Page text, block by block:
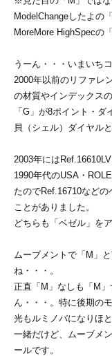
ModelChangeしたよの「
MoreMore HighSpecの「
うーん・・・いまいち
2000年以前のリファレ
の材質やインデックス
「G」が8ポイント・
貝（シェル）ダイヤルと
2003年には
1990年代のUSA・
たのでRef.16710など
ことがありました。
どちらも「ベゼル」を
ムーブメントで「M」
ね・・・。
正直「M」なしも「M
ん・・・。特に後期の
光もルミノバになりほ
一緒だけど、ムーブメ
ールです。